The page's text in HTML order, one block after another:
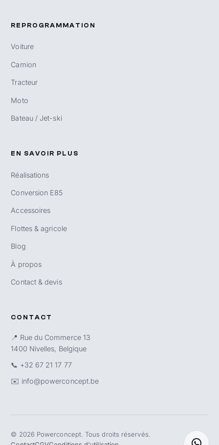
REPROGRAMMATION
Voiture
Camion
Tracteur
Moto
Bateau / Jet-ski
EN SAVOIR PLUS
Réalisations
Conversion E85
Accessoires
Flottes & agricole
Blog
À propos
Contact & devis
CONTACT
📍 Rue du Commerce 13
1400 Nivelles, Belgique
📞 +32 67 21 17 77
✉️ info@powerconcept.be
© 2026 Powerconcept. Tous droits réservés.